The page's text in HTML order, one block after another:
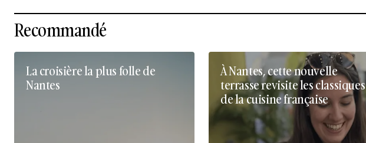
Recommandé
La croisière la plus folle de
Nantes
À Nantes, cette nouvelle
terrasse revisite les classiques
de la cuisine française